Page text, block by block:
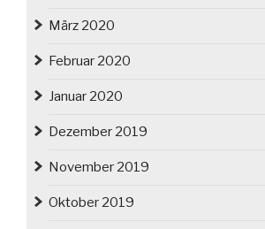
März 2020
Februar 2020
Januar 2020
Dezember 2019
November 2019
Oktober 2019